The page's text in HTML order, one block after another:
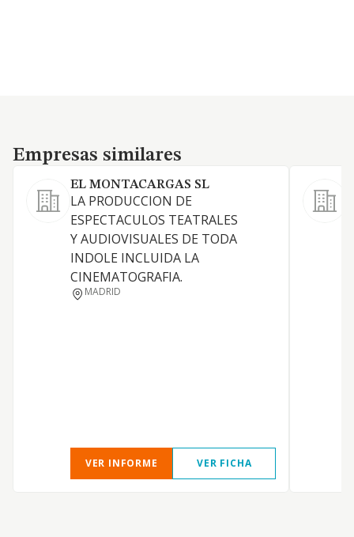
Empresas similares
Empresas similares
EL MONTACARGAS SL
LA PRODUCCION DE
ESPECTACULOS TEATRALES
Y AUDIOVISUALES DE TODA
INDOLE INCLUIDA LA
CINEMATOGRAFIA.
MADRID
VER INFORME VER FICHA